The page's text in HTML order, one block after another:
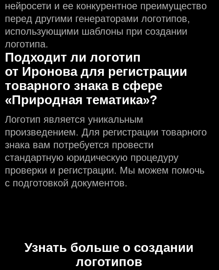
нейросети и еe конкурентное преимущество
перед другими генераторами логотипов,
использующими шаблоны при создании
логотипа.
Подходит ли логотип
от Иронова для регистрации
товарного знака в сфере
«Природная тематика»?
Логотип является уникальным
произведением. Для регистрации товарного
знака вам потребуется провести
стандартную юридическую процедуру
проверки и регистрации. Мы можем помочь
с подготовкой документов.
Узнать больше о создании
логотипов